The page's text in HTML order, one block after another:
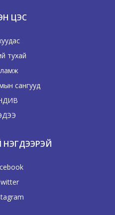
ЦЭС
тухай
сангууд